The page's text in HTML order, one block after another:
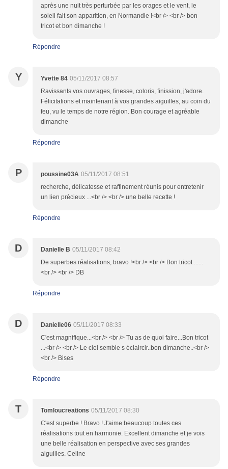
après une nuit très perturbée par les orages et le vent, le
soleil fait son apparition, en Normandie !<br /> <br /> bon
tricot et bon dimanche !
Répondre
Y Yvette 84 05/11/2017 08:57
Ravissants vos ouvrages, finesse, coloris, finission, j'adore.
Félicitations et maintenant à vos grandes aiguilles, au coin du
feu, vu le temps de notre région. Bon courage et agréable
dimanche
Répondre
P poussine03A 05/11/2017 08:51
recherche, délicatesse et raffinement réunis pour entretenir
un lien précieux ...<br /> <br /> une belle recette !
Répondre
D Danielle B 05/11/2017 08:42
De superbes réalisations, bravo !<br /> <br /> Bon tricot ......
<br /> <br /> DB
Répondre
D Danielle06 05/11/2017 08:33
C'est magnifique...<br /> <br /> Tu as de quoi faire...Bon tricot
...<br /> <br /> Le ciel semble s éclaircir..bon dimanche..<br />
<br /> Bises
Répondre
T Tomloucreations 05/11/2017 08:30
C'est superbe ! Bravo ! J'aime beaucoup toutes ces
réalisations tout en harmonie. Excellent dimanche et je vois
une belle réalisation en perspective avec ses grandes
aiguilles. Celine